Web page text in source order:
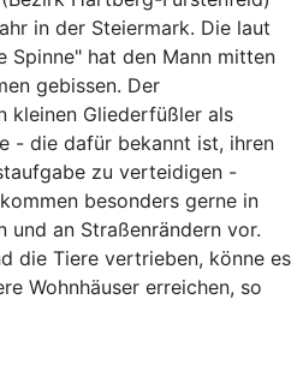
in der Steiermark. Die laut
Spinne" hat den Mann mitten
gebissen. Der
kleinen Gliederfüßler als
- die dafür bekannt ist, ihren
zu verteidigen -
besonders gerne in
und an Straßenrändern vor.
die Tiere vertrieben, könne es
Wohnhäuser erreichen, so